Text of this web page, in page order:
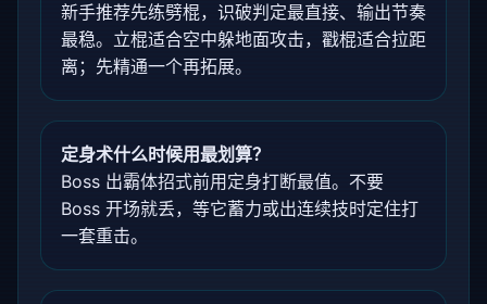
新手推荐先练劈棍，识破判定最直接、输出节奏
最稳。立棍适合空中躲地面攻击，戳棍适合拉距
离；先精通一个再拓展。
定身术什么时候用最划算？
Boss 出霸体招式前用定身打断最值。不要
Boss 开场就丢，等它蓄力或出连续技时定住打
一套重击。